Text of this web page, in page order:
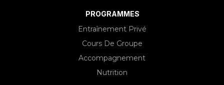
PROGRAMMES
Entraînement Privé
Cours De Groupe
Accompagnement
Nutrition